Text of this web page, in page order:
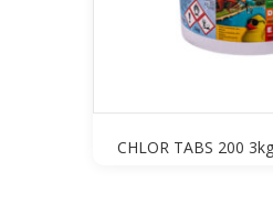
CHLOR TABS 200